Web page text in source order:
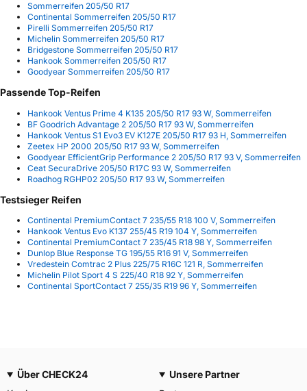
Sommerreifen 205/50 R17
Continental Sommerreifen 205/50 R17
Pirelli Sommerreifen 205/50 R17
Michelin Sommerreifen 205/50 R17
Bridgestone Sommerreifen 205/50 R17
Hankook Sommerreifen 205/50 R17
Goodyear Sommerreifen 205/50 R17
Passende Top-Reifen
Hankook Ventus Prime 4 K135 205/50 R17 93 W, Sommerreifen
BF Goodrich Advantage 2 205/50 R17 93 W, Sommerreifen
Hankook Ventus S1 Evo3 EV K127E 205/50 R17 93 H, Sommerreifen
Zeetex HP 2000 205/50 R17 93 W, Sommerreifen
Goodyear EfficientGrip Performance 2 205/50 R17 93 V, Sommerreifen
Ceat SecuraDrive 205/50 R17C 93 W, Sommerreifen
Roadhog RGHP02 205/50 R17 93 W, Sommerreifen
Testsieger Reifen
Continental PremiumContact 7 235/55 R18 100 V, Sommerreifen
Hankook Ventus Evo K137 255/45 R19 104 Y, Sommerreifen
Continental PremiumContact 7 235/45 R18 98 Y, Sommerreifen
Dunlop Blue Response TG 195/55 R16 91 V, Sommerreifen
Vredestein Comtrac 2 Plus 225/75 R16C 121 R, Sommerreifen
Michelin Pilot Sport 4 S 225/40 R18 92 Y, Sommerreifen
Continental SportContact 7 255/35 R19 96 Y, Sommerreifen
Über CHECK24
Unsere Partner